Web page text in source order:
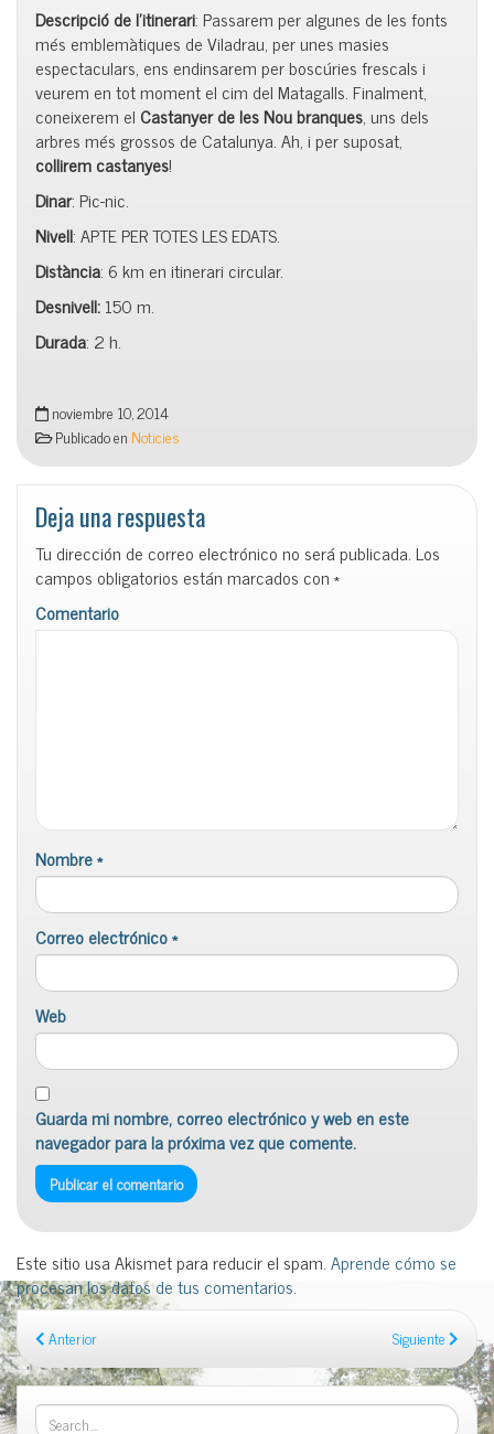
Descripció de l’itinerari: Passarem per algunes de les fonts
més emblemàtiques de Viladrau, per unes masies
espectaculars, ens endinsarem per boscúries frescals i
veurem en tot moment el cim del Matagalls. Finalment,
coneixerem el Castanyer de les Nou branques, uns dels
arbres més grossos de Catalunya. Ah, i per suposat,
collirem castanyes!
Dinar: Pic-nic.
Nivell: APTE PER TOTES LES EDATS.
Distància: 6 km en itinerari circular.
Desnivell:150 m.
Durada: 2 h.
noviembre 10, 2014
Publicado en Noticies
Deja una respuesta
Tu dirección de correo electrónico no será publicada. Los
campos obligatorios están marcados con*
Comentario
Nombre*
Correo electrónico*
Web
Guarda mi nombre, correo electrónico y web en este
navegador para la próxima vez que comente.
Este sitio usa Akismet para reducir el spam.Aprende cómo se
procesan los datos de tus comentarios.
Anterior Siguiente